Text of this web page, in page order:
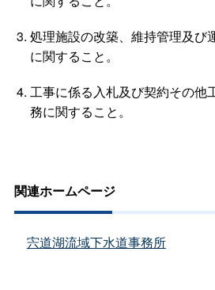
処理施設の改築、維持管理及び
に関すること。
工事に係る入札及び契約その他
務に関すること。
関連ホームページ
宍道湖流域下水道事務所